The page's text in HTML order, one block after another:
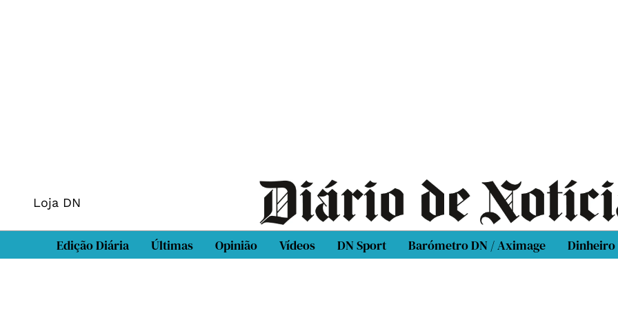
Loja DN
Edição Diária Últimas Opinião Vídeos DN Sport Barómetro DN / Aximage Dinheiro